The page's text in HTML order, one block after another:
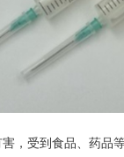
，受到食品、药品